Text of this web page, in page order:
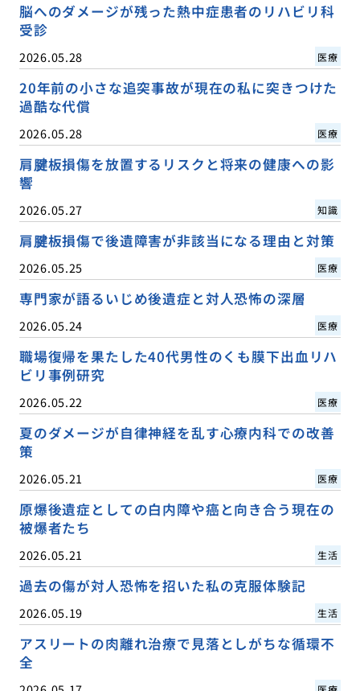
脳へのダメージが残った熱中症患者のリハビリ科
受診
2026.05.28 医療
20年前の小さな追突事故が現在の私に突きつけた
過酷な代償
2026.05.28 医療
肩腱板損傷を放置するリスクと将来の健康への影
響
2026.05.27 知識
肩腱板損傷で後遺障害が非該当になる理由と対策
2026.05.25 医療
専門家が語るいじめ後遺症と対人恐怖の深層
2026.05.24 医療
職場復帰を果たした40代男性のくも膜下出血リハ
ビリ事例研究
2026.05.22 医療
夏のダメージが自律神経を乱す心療内科での改善
策
2026.05.21 医療
原爆後遺症としての白内障や癌と向き合う現在の
被爆者たち
2026.05.21 生活
過去の傷が対人恐怖を招いた私の克服体験記
2026.05.19 生活
アスリートの肉離れ治療で見落としがちな循環不
全